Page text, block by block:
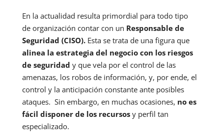
En la actualidad resulta primordial para todo tipo
de organización contar con un Responsable de
Seguridad (CISO).Esta se trata de una figura que
alinea la estrategia del negocio con los riesgos
de seguridad y que vela por el control de las
amenazas, los robos de información, y, por ende, el
control y la anticipación constante ante posibles
ataques. Sin embargo, en muchas ocasiones, no es
fácil disponer de los recursosy perfil tan
especializado.